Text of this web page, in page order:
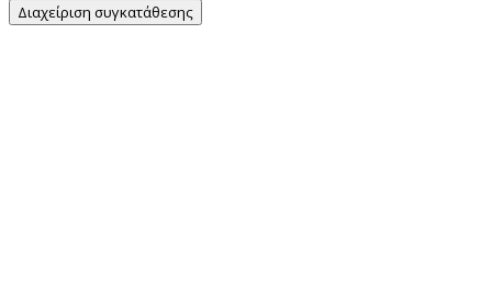
Διαχείριση συγκατάθεσης